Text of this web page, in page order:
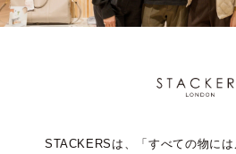
STACKERSは、「すべての物には